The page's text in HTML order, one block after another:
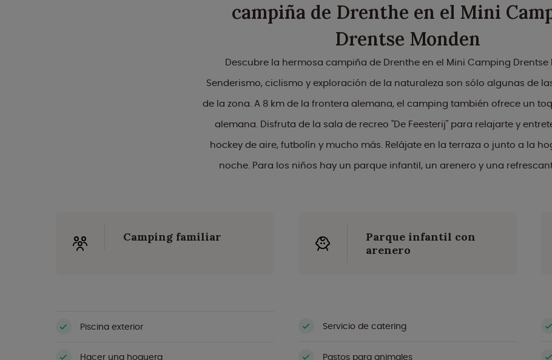
campiña de Drenthe en el Mini
Drentse Monden
Descubre la hermosa campiña de Drenthe en el Mini Camping Drentse
Senderismo, ciclismo y exploración de la naturaleza son sólo algunas de
de la zona. A 8 km de la frontera alemana, el camping también ofrece un
alemana. Disfruta de la sala de recreo "De Feesterij" para relajarte y
hockey de aire, futbolín y mucho más. Relájate en la terraza o junto a la
noche. Para los niños hay un parque infantil, un arenero y una
Camping familiar
Parque infantil con
arenero
Piscina exterior Servicio de catering
Hacer una hoguera Pastos para animales